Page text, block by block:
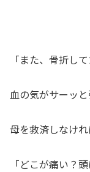
「また、骨折し
血の気がサーッと
母を救済しなけれ
「どこが痛い？